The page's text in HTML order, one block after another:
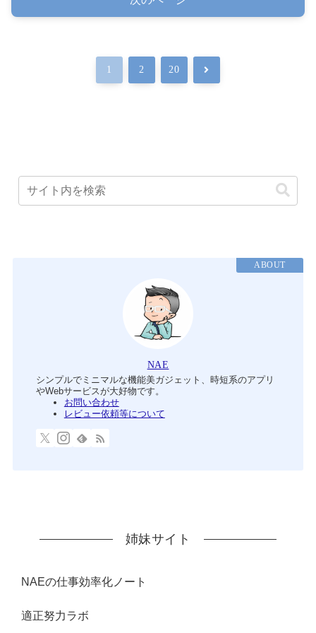
1 2 20 次
ABOUT
NAE
シンプルでミニマルな機能美ガジェット、時短系のアプリ
やWebサービスが大好物です。
お問い合わせ
レビュー依頼等について
姉妹サイト
NAEの仕事効率化ノート
適正努力ラボ